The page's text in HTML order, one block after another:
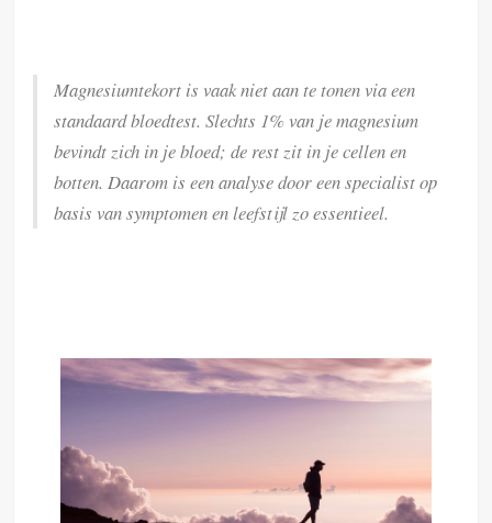
Magnesiumtekort is vaak niet aan te tonen via een
standaard bloedtest. Slechts 1% van je magnesium
bevindt zich in je bloed; de rest zit in je cellen en
botten. Daarom is een analyse door een specialist op
basis van symptomen en leefstijl zo essentieel.